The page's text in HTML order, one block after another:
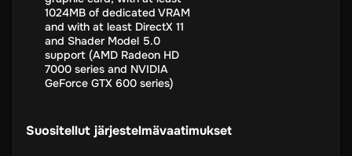
1024MB of dedicated VRAM
and with at least DirectX 11
and Shader Model 5.0
support (AMD Radeon HD
7000 series and NVIDIA
GeForce GTX 600 series)
Suositellut järjestelmävaatimukset